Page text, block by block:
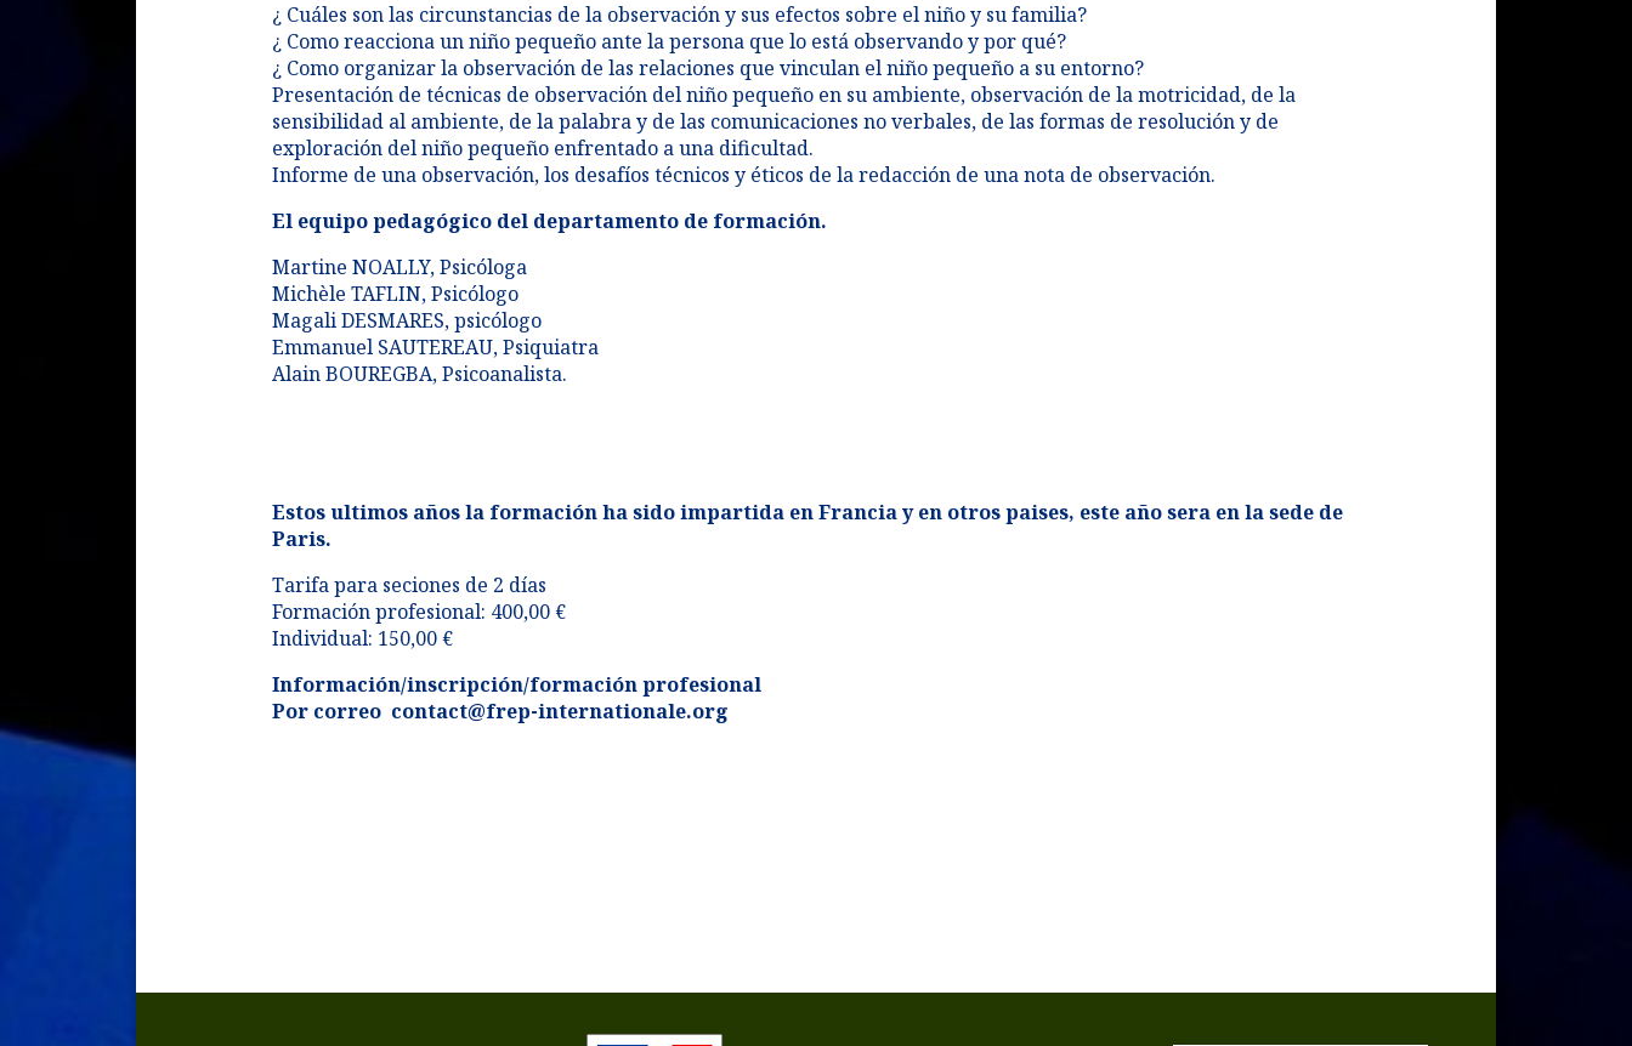
¿ Cuáles son las circunstancias de la observación y sus efectos sobre el niño y su familia?​
¿ Como reacciona un niño pequeño ante la persona que lo está observando y por qué?​
¿ Como organizar la observación de las relaciones que vinculan el niño pequeño a su entorno?​
Presentación de técnicas de observación del niño pequeño en su ambiente, observación de la motricidad, de la
sensibilidad al ambiente, de la palabra y de las comunicaciones no verbales, de las formas de resolución y de
exploración del niño pequeño enfrentado a una dificultad.​
Informe de una observación, los desafíos técnicos y éticos de la redacción de una nota de observación.​
El equipo pedagógico del departamento de formación.
Martine NOALLY, Psicóloga
Michèle TAFLIN, Psicólogo
Magali DESMARES, psicólogo
Emmanuel SAUTEREAU, Psiquiatra
Alain BOUREGBA, Psicoanalista.
Estos ultimos años la formación ha sido impartida en Francia y en otros paises, este año sera en la sede de
Paris.
Tarifa para seciones de 2 días
Formación profesional: 400,00 €
Individual: 150,00 €
Información/inscripción/formación profesional
Por correo contact@frep-internationale.org